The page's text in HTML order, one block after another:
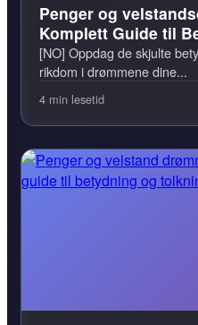
Penger og
Komplett Guide til
[NO] Oppdag de skjulte
rikdom i drømmene dine...
4 min lesetid